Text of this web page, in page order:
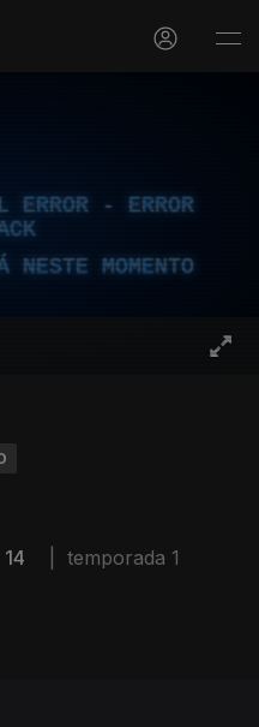
ERROR - ERROR
NESTE MOMENTO
14 temporada 1